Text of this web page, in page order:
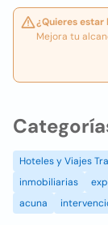
¿Quieres estar
Mejora tu
Hoteles y Viajes
inmobiliarias
acuna